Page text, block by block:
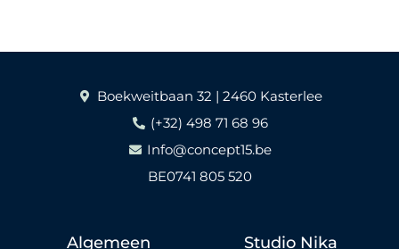
Boekweitbaan 32 | 2460 Kasterlee
(+32) 498 71 68 96
Info@concept15.be
BE0741 805 520
Algemeen Studio Nika